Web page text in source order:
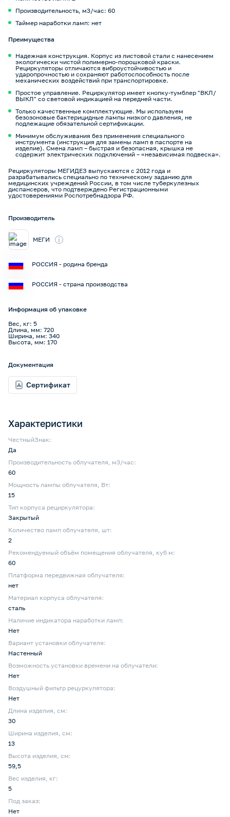
Производительность, м3/час: 60
Таймер наработки ламп: нет
Преимущества
Надежная конструкция. Корпус из листовой стали с нанесением
экологически чистой полимерно-порошковой краски.
Рециркуляторы отличаются виброустойчивостью и
ударопрочностью и сохраняют работоспособность после
механических воздействий при транспортировке.
Простое управление. Рециркулятор имеет кнопку-тумблер "ВКЛ/
ВЫКЛ" со световой индикацией на передней части.
Только качественные комплектующие. Мы используем
безозоновые бактерицидные лампы низкого давления, не
подлежащие обязательной сертификации.
Минимум обслуживания без применения специального
инструмента (инструкция для замены ламп в паспорте на
изделие). Смена ламп – быстрая и безопасная, крышка не
содержит электрических подключений – «независимая подвеска».
Рециркуляторы МЕГИДЕЗ выпускаются с 2012 года и
разрабатывались специально по техническому заданию для
медицинских учреждений России, в том числе туберкулезных
диспансеров, что подтверждено Регистрационными
удостоверениями Роспотребнадзора РФ.
Характеристики
ЧестныйЗнак:
Да
Производительность облучателя, м3/час:
60
Мощность лампы облучателя, Вт:
15
Тип корпуса рециркулятора:
Закрытый
Количество ламп облучателя, шт:
2
Рекомендуемый объём помещения облучателя, куб м:
60
Платформа передвижная облучателя:
нет
Материал корпуса облучателя:
сталь
Наличие индикатора наработки ламп:
Нет
Вариант установки облучателя:
Настенный
Возможность установки времени на облучатели:
Нет
Воздушный фильтр рецуркулятора:
Нет
Длина изделия, см:
30
Ширина изделия, см:
13
Высота изделия, см:
59,5
Вес изделия, кг:
5
Под заказ:
Нет
Производитель
МЕГИ i
РОССИЯ - родина бренда
РОССИЯ - страна производства
Информация об упаковке
Вес, кг: 5
Длина, мм: 720
Ширина, мм: 340
Высота, мм: 170
Документация
Сертификат